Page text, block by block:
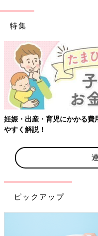
の整理がつくと考え、受け
きない状態になりました」
5日後の10月14日。羊水検
検査結果を聞いたあとに一
と、管理入院は取りやめて
きなかったそうです。
「堕胎は妊娠22週未満まで
妊娠初期のころから、夫は
むを得ずという考え。私の
い”と信じて、出生前診断
を受けなかったんです。
それなのに、“障がいがあ
えて“この妊娠はなかった
そんな自分がすごく嫌で
特集
妊娠・出産・育児にかかる費
やすく解説！
ピックアップ